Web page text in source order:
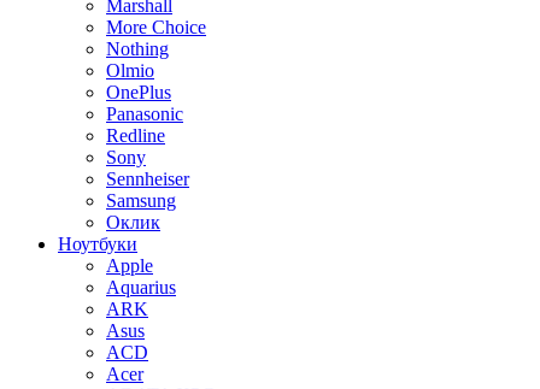
Marshall
More Choice
Nothing
Olmio
OnePlus
Panasonic
Redline
Sony
Sennheiser
Samsung
Оклик
Ноутбуки
Apple
Aquarius
ARK
Asus
ACD
Acer